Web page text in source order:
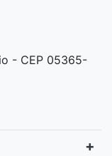
- CEP 05365-